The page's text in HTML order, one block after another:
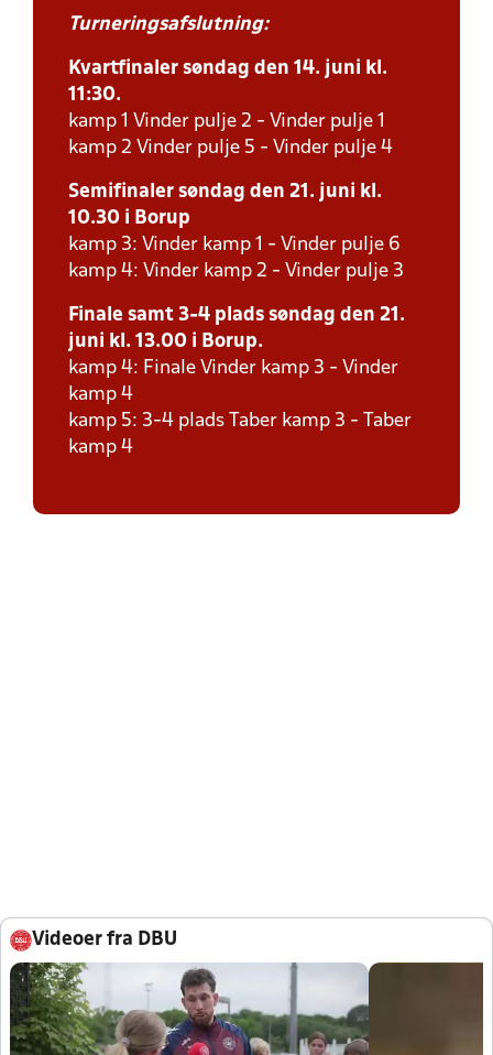
Turneringsafslutning:
Kvartfinaler søndag den 14. juni kl.
11:30.
kamp 1 Vinder pulje 2 - Vinder pulje 1
kamp 2 Vinder pulje 5 - Vinder pulje 4
Semifinaler søndag den 21. juni kl.
10.30 i Borup
kamp 3: Vinder kamp 1 - Vinder pulje 6
kamp 4: Vinder kamp 2 - Vinder pulje 3
Finale samt 3-4 plads søndag den 21.
juni kl. 13.00 i Borup.
kamp 4: Finale Vinder kamp 3 - Vinder
kamp 4
kamp 5: 3-4 plads Taber kamp 3 - Taber
kamp 4
Videoer fra DBU